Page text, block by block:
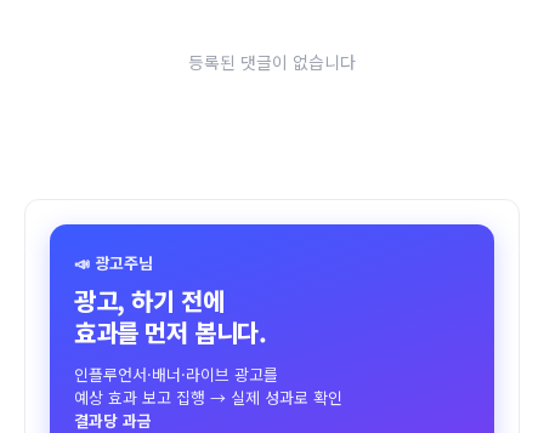
등록된 댓글이 없습니다
📣 광고주님
광고, 하기 전에
효과를 먼저 봅니다.
인플루언서·배너·라이브 광고를
예상 효과 보고 집행 → 실제 성과로 확인
결과당 과금